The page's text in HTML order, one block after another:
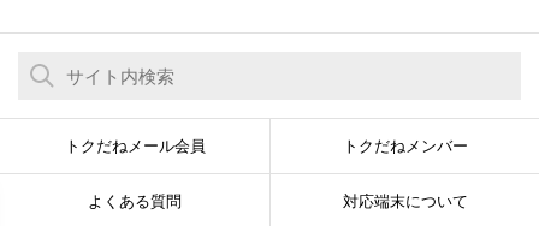
トクだねメール会員 トクだねメンバー
よくある質問 対応端末について